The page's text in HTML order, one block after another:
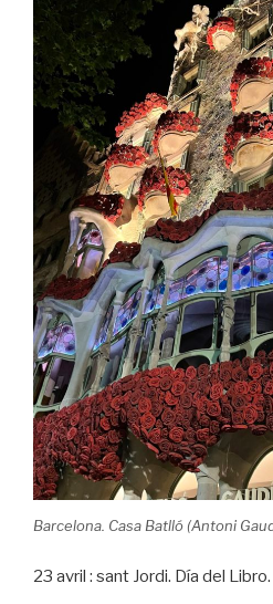
Barcelona. Casa Batlló (Antoni
23 avril : sant Jordi. Día del Libro.